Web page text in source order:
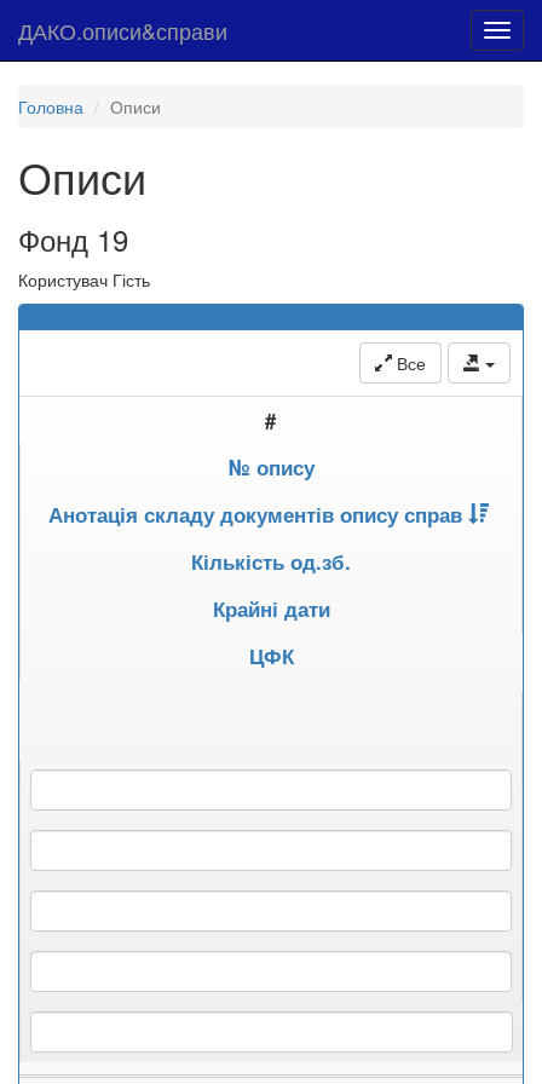
ДАКО.описи&справи
Головна Описи
Описи
Фонд 19
Користувач Гість
Все
#
№ опису
Анотація складу документів опису справ
Кількість од.зб.
Крайні дати
ЦФК